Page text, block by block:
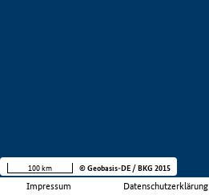
Impressum Datenschutzerklärung
100 km © Geobasis-DE / BKG 2015